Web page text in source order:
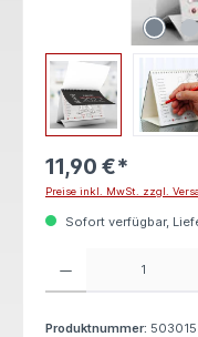
11,90 €*
Preise inkl. MwSt. zzgl.
Sofort verfügbar,
Produktnummer: 503015